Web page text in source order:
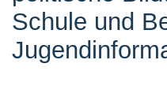
Schule und